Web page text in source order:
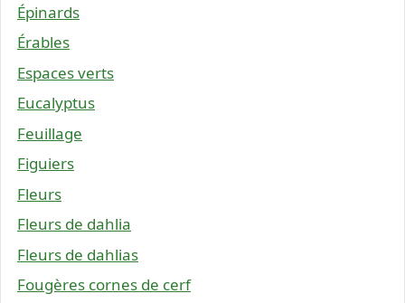
Épinards
Érables
Espaces verts
Eucalyptus
Feuillage
Figuiers
Fleurs
Fleurs de dahlia
Fleurs de dahlias
Fougères cornes de cerf